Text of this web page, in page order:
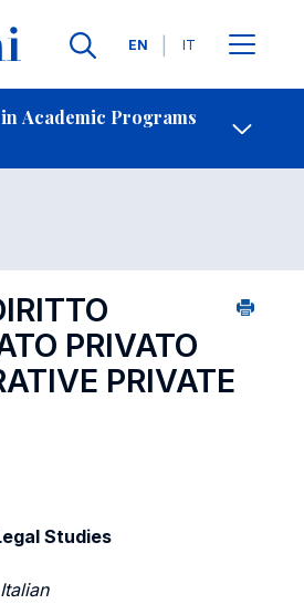
Languages
EN IT
Academic Programs
Contact Us
2015
PRIVATO
PRIVATE
Studies